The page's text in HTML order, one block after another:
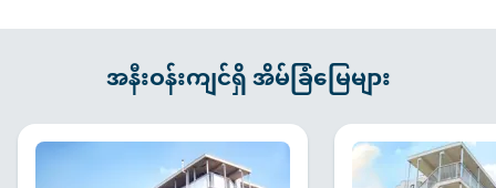
အနီးဝန်းကျင်ရှိ အိမ်ခြံမြေများ